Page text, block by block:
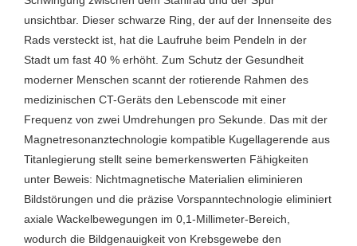
unsichtbar. Dieser schwarze Ring, der auf der Innenseite des
Rads versteckt ist, hat die Laufruhe beim Pendeln in der
Stadt um fast 40 % erhöht. Zum Schutz der Gesundheit
moderner Menschen scannt der rotierende Rahmen des
medizinischen CT-Geräts den Lebenscode mit einer
Frequenz von zwei Umdrehungen pro Sekunde. Das mit der
Magnetresonanztechnologie kompatible Kugellagerende aus
Titanlegierung stellt seine bemerkenswerten Fähigkeiten
unter Beweis: Nichtmagnetische Materialien eliminieren
Bildstörungen und die präzise Vorspanntechnologie eliminiert
axiale Wackelbewegungen im 0,1-Millimeter-Bereich,
wodurch die Bildgenauigkeit von Krebsgewebe den